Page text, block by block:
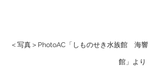
＜写真＞PhotoAC「しものせき水族館　海響
館 」より